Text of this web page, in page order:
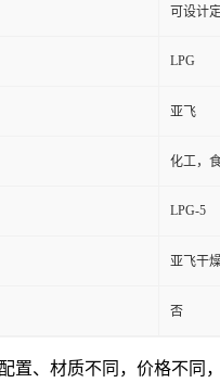
可设计
LPG
亚飞
化工，
LPG-5
亚飞干
否
置、材质不同，价格不同